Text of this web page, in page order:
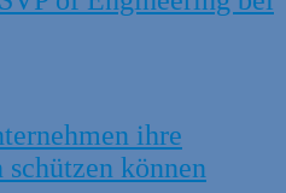
ihre
können